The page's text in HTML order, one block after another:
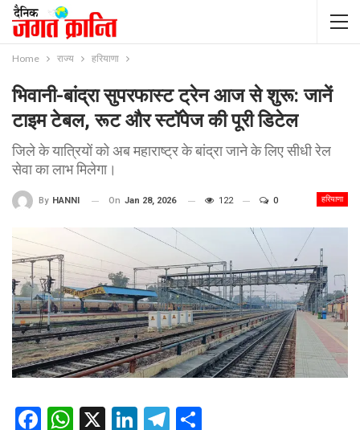
Home राज्य हरियाणा
भिवानी-बांद्रा सुपरफास्ट ट्रेन आज से शुरू: जानें
टाइम टेबल, रूट और स्टॉपेज की पूरी डिटेल
जिले के यात्रियों को अब महाराष्ट्र के बांद्रा जाने के लिए सीधी रेल
सेवा का लाभ मिलेगा।
हरियाणा
By HANNI On Jan 28, 2026 122 0
Facebook
WhatsApp
X LinkedIn
Telegram